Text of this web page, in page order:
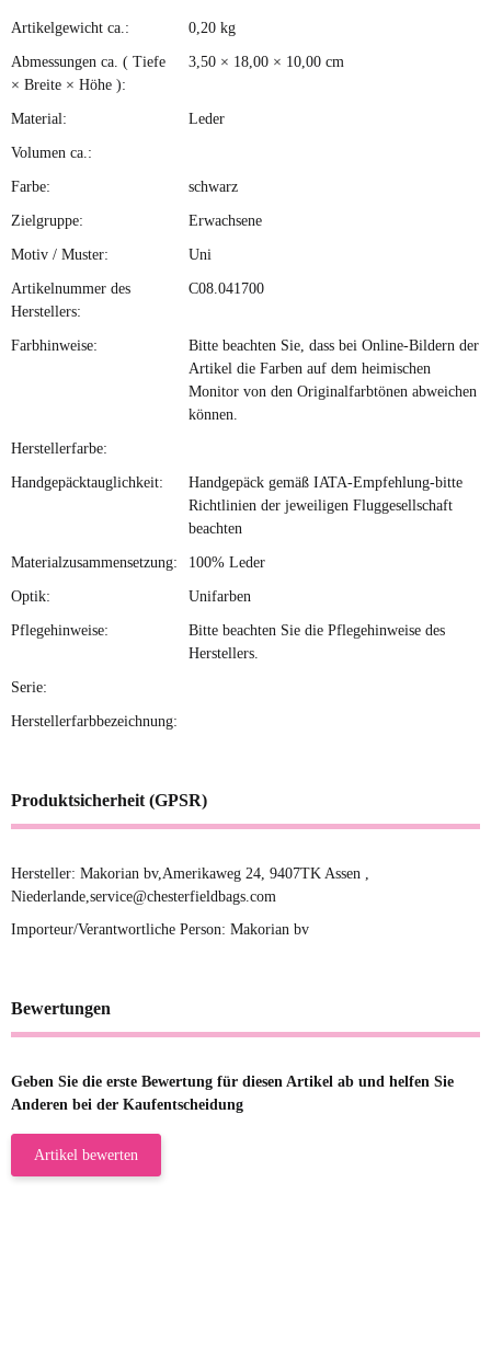
Produkteigenschaft
Wert
Artikelgewicht ca.: 0,20 kg
Abmessungen ca. ( Tiefe
× Breite × Höhe ):
3,50 × 18,00 × 10,00 cm
Material: Leder
Volumen ca.:
Farbe: schwarz
Zielgruppe: Erwachsene
Motiv / Muster: Uni
Artikelnummer des
Herstellers:
C08.041700
Farbhinweise:
Bitte beachten Sie, dass bei Online-Bildern der
Artikel die Farben auf dem heimischen
Monitor von den Originalfarbtönen abweichen
können.
Herstellerfarbe:
Handgepäcktauglichkeit:
Handgepäck gemäß IATA-Empfehlung-bitte
Richtlinien der jeweiligen Fluggesellschaft
beachten
Materialzusammensetzung: 100% Leder
Optik: Unifarben
Pflegehinweise:
Bitte beachten Sie die Pflegehinweise des
Herstellers.
Serie:
Herstellerfarbbezeichnung:
Produktsicherheit (GPSR)
Hersteller: Makorian bv,Amerikaweg 24, 9407TK Assen ,
Niederlande,service@chesterfieldbags.com
Importeur/Verantwortliche Person: Makorian bv
Bewertungen
Geben Sie die erste Bewertung für diesen Artikel ab und helfen Sie
Anderen bei der Kaufentscheidung
Artikel bewerten